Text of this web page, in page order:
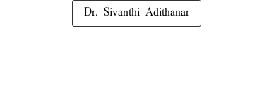
Dr. Sivanthi Adithanar